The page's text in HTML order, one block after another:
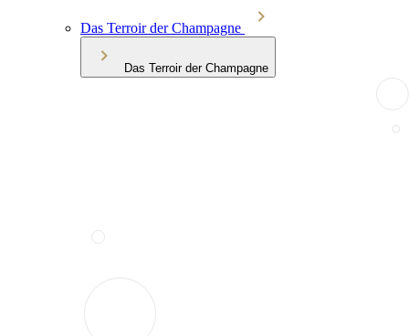
Das Terroir der Champagne
Das Terroir der Champagne